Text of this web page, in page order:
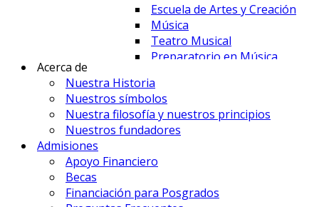
Escuela de Artes y Creación
Música
Teatro Musical
Preparatorio en Música
Prime Business School
Administración de Empresas y
Contaduría
Finanzas, Fintech y Comercio
Acerca de
Nuestra Historia
Nuestros símbolos
Nuestra filosofía y nuestros principios
Nuestros fundadores
Admisiones
Apoyo Financiero
Becas
Financiación para Posgrados